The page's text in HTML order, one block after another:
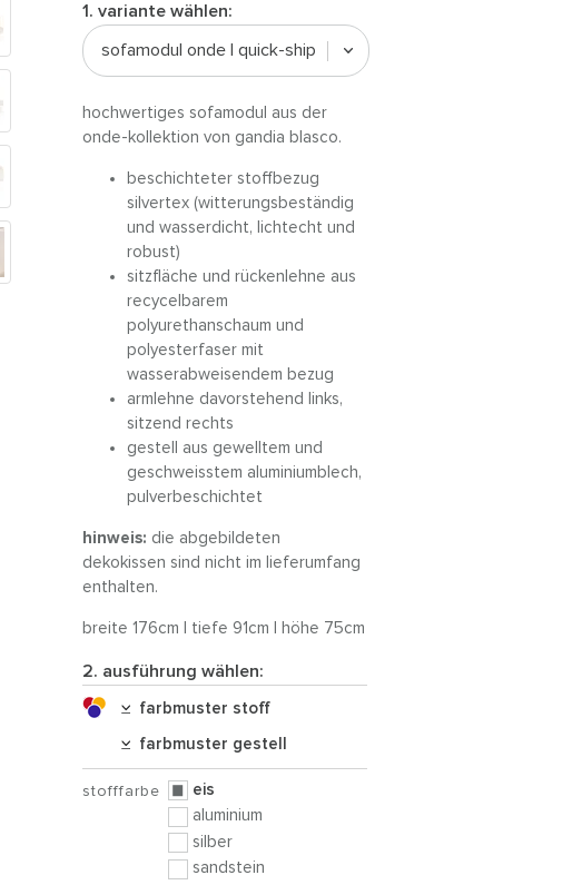
1. variante wählen:
sofamodul onde | quick-ship
hochwertiges sofamodul aus der
onde-kollektion von gandia blasco.
beschichteter stoffbezug
silvertex (witterungsbeständig
und wasserdicht, lichtecht und
robust)
sitzfläche und rückenlehne aus
recycelbarem
polyurethanschaum und
polyesterfaser mit
wasserabweisendem bezug
armlehne davorstehend links,
sitzend rechts
gestell aus gewelltem und
geschweisstem aluminiumblech,
pulverbeschichtet
hinweis: die abgebildeten
dekokissen sind nicht im lieferumfang
enthalten.
breite 176cm | tiefe 91cm | höhe 75cm
2. ausführung wählen:
farbmuster stoff
farbmuster gestell
stofffarbe
eis
aluminium
silber
sandstein